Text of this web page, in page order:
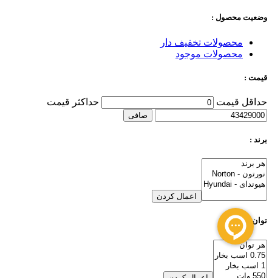
وضعیت محصول :
محصولات تخفیف دار
محصولات موجود
قیمت :
حداقل قیمت حداكثر قيمت
صافی
برند :
اعمال کردن
توان